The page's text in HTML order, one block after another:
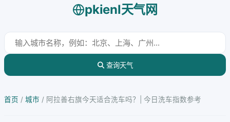
pkienl天气网
查询天气
首页 / 城市 / 阿拉善右旗今天适合洗车吗？| 今日洗车指数参考